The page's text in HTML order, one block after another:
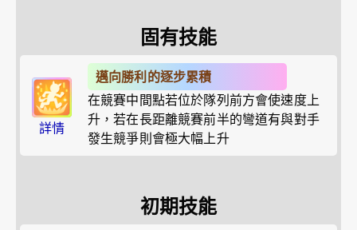
固有技能
詳情
邁向勝利的逐步累積
在競賽中間點若位於隊列前方會使速度上
升，若在長距離競賽前半的彎道有與對手
發生競爭則會極大幅上升
初期技能